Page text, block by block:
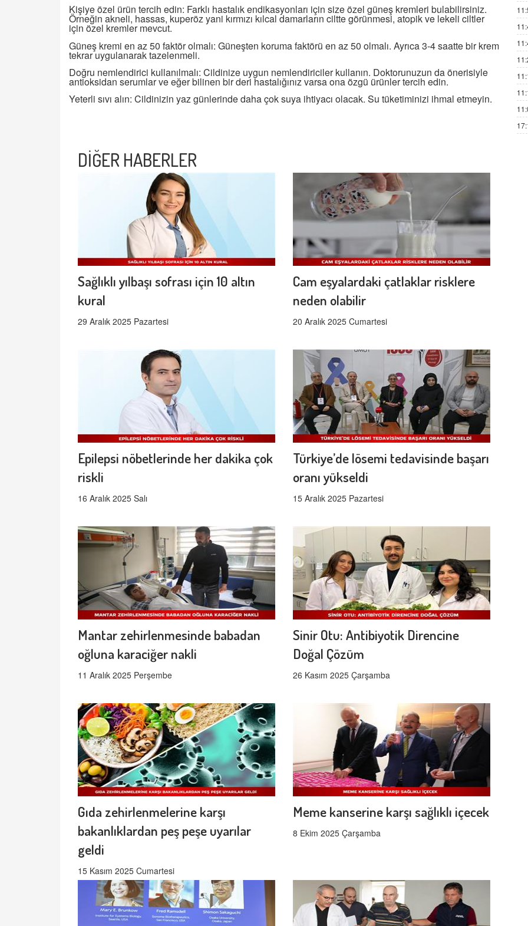
Kişiye özel ürün tercih edin: Farklı hastalık endikasyonları için size özel güneş kremleri bulabilirsiniz.
Örneğin akneli, hassas, kuperöz yani kırmızı kılcal damarların ciltte görünmesi, atopik ve lekeli ciltler
için özel kremler mevcut.
Güneş kremi en az 50 faktör olmalı: Güneşten koruma faktörü en az 50 olmalı. Ayrıca 3-4 saatte bir krem
tekrar uygulanarak tazelenmeli.
Doğru nemlendirici kullanılmalı: Cildinize uygun nemlendiriciler kullanın. Doktorunuzun da önerisiyle
antioksidan serumlar ve eğer bilinen bir deri hastalığınız varsa ona özgü ürünler tercih edin.
Yeterli sıvı alın: Cildinizin yaz günlerinde daha çok suya ihtiyacı olacak. Su tüketiminizi ihmal etmeyin.
DİĞER HABERLER
Sağlıklı yılbaşı sofrası için 10 altın
kural
29 Aralık 2025 Pazartesi
Cam eşyalardaki çatlaklar risklere
neden olabilir
20 Aralık 2025 Cumartesi
Epilepsi nöbetlerinde her dakika çok
riskli
16 Aralık 2025 Salı
Türkiye’de lösemi tedavisinde başarı
oranı yükseldi
15 Aralık 2025 Pazartesi
Mantar zehirlenmesinde babadan
oğluna karaciğer nakli
11 Aralık 2025 Perşembe
Sinir Otu: Antibiyotik Direncine
Doğal Çözüm
26 Kasım 2025 Çarşamba
Gıda zehirlenmelerine karşı
bakanlıklardan peş peşe uyarılar
geldi
15 Kasım 2025 Cumartesi
Meme kanserine karşı sağlıklı içecek
8 Ekim 2025 Çarşamba